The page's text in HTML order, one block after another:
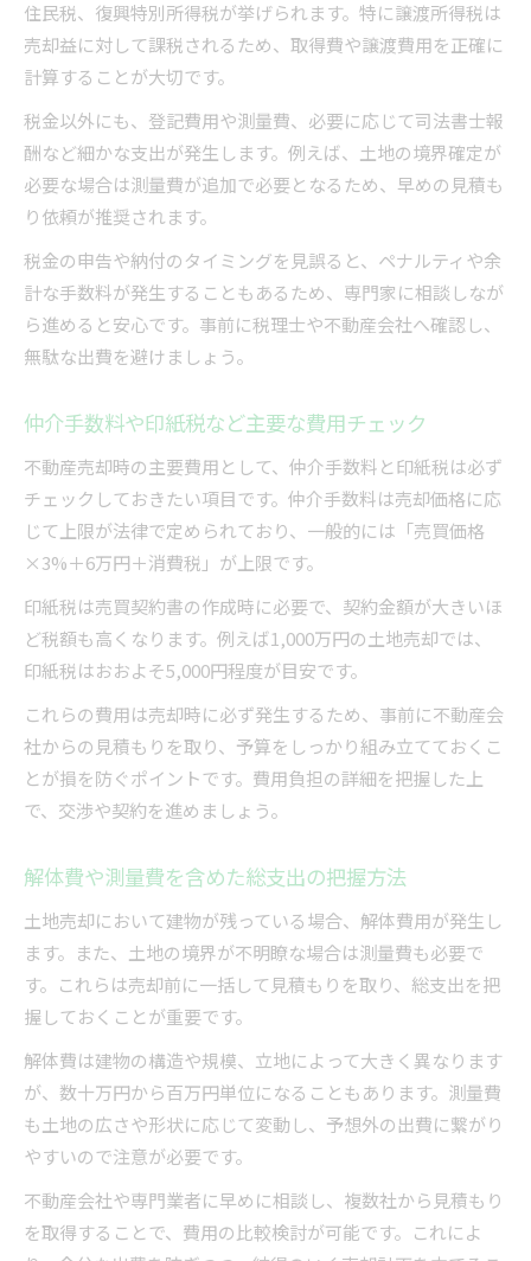
住民税、復興特別所得税が挙げられます。特に譲渡所得税は
売却益に対して課税されるため、取得費や譲渡費用を正確に
計算することが大切です。
税金以外にも、登記費用や測量費、必要に応じて司法書士報
酬など細かな支出が発生します。例えば、土地の境界確定が
必要な場合は測量費が追加で必要となるため、早めの見積も
り依頼が推奨されます。
税金の申告や納付のタイミングを見誤ると、ペナルティや余
計な手数料が発生することもあるため、専門家に相談しなが
ら進めると安心です。事前に税理士や不動産会社へ確認し、
無駄な出費を避けましょう。
仲介手数料や印紙税など主要な費用チェック
不動産売却時の主要費用として、仲介手数料と印紙税は必ず
チェックしておきたい項目です。仲介手数料は売却価格に応
じて上限が法律で定められており、一般的には「売買価格
×3%＋6万円＋消費税」が上限です。
印紙税は売買契約書の作成時に必要で、契約金額が大きいほ
ど税額も高くなります。例えば1,000万円の土地売却では、
印紙税はおおよそ5,000円程度が目安です。
これらの費用は売却時に必ず発生するため、事前に不動産会
社からの見積もりを取り、予算をしっかり組み立てておくこ
とが損を防ぐポイントです。費用負担の詳細を把握した上
で、交渉や契約を進めましょう。
解体費や測量費を含めた総支出の把握方法
土地売却において建物が残っている場合、解体費用が発生し
ます。また、土地の境界が不明瞭な場合は測量費も必要で
す。これらは売却前に一括して見積もりを取り、総支出を把
握しておくことが重要です。
解体費は建物の構造や規模、立地によって大きく異なります
が、数十万円から百万円単位になることもあります。測量費
も土地の広さや形状に応じて変動し、予想外の出費に繋がり
やすいので注意が必要です。
不動産会社や専門業者に早めに相談し、複数社から見積もり
を取得することで、費用の比較検討が可能です。これによ